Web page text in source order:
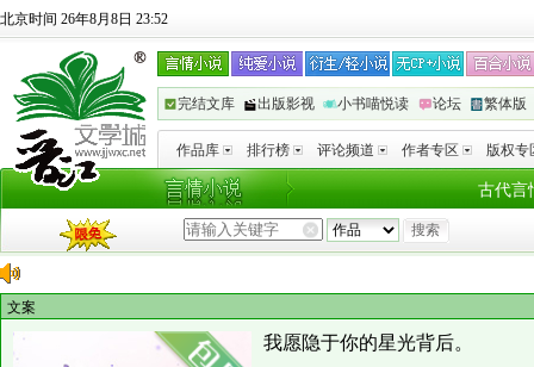
北京时间 26年8月8日 23:52
完结文库 出版影视 小书喵悦读 论坛 繁体版
作品库 排行榜 评论频道 作者专区 版权专
古代言
文案
我愿隐于你的星光背后。